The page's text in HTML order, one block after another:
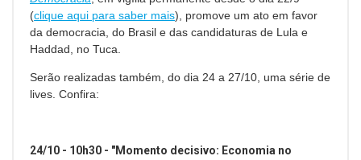
(clique aqui para saber mais), promove um ato em favor
da democracia, do Brasil e das candidaturas de Lula e
Haddad, no Tuca.
Serão realizadas também, do dia 24 a 27/10, uma série de
lives. Confira:
24/10 - 10h30 - "Momento decisivo: Economia no